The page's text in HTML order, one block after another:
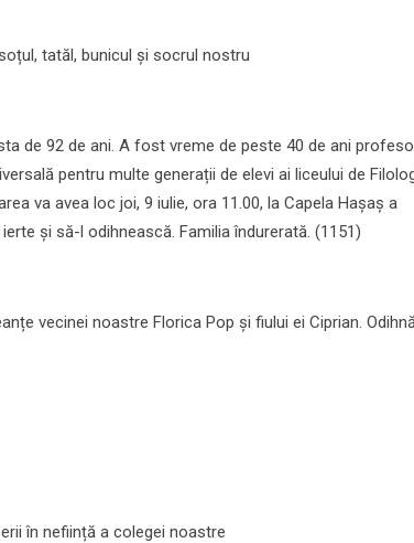
tatăl, bunicul și socrul nostru
de 92 de ani. A fost vreme de peste 40 de ani
pentru multe generații de elevi ai liceului de
va avea loc joi, 9 iulie, ora 11.00, la Capela Hașaș a
și să-l odihnească. Familia îndurerată. (1151)
vecinei noastre Florica Pop și fiului ei Ciprian.
în neființă a colegei noastre